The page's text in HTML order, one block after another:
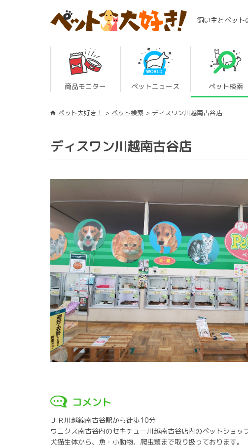
飼い主とペット
商品モニター ペットニュース ペット検索
ペット大好き！ ペット検索 ディスワン川越南古谷店
ディスワン川越南古谷店
コメント
ＪＲ川越線南古谷駅から徒歩10分
ウニクス南古谷内のセキチュー川越南古谷店内のペットショッ
犬猫生体から、魚・小動物、爬虫類まで取り扱っております。